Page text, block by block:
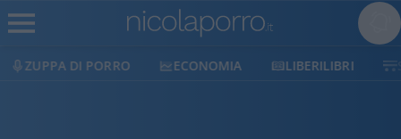
ECONOMIA LIBERILIBRI SHOP SOSTIENICI